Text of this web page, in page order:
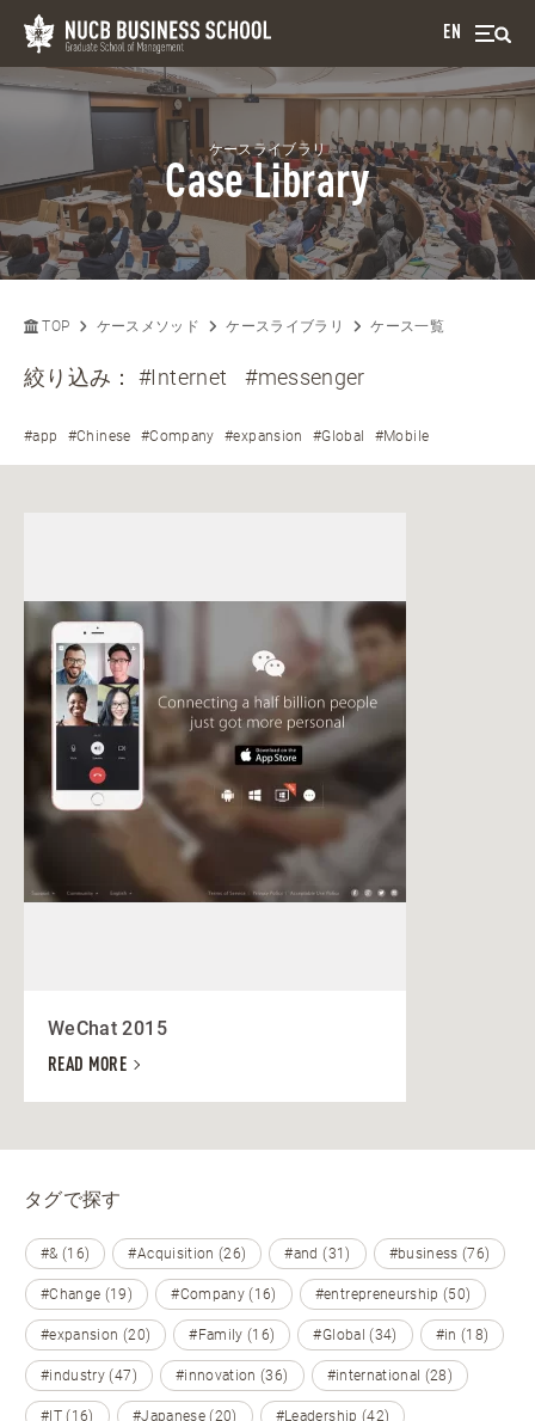
EN
ケースライブラリ
Case Library
TOP ケースメソッド ケースライブラリ ケース一覧
絞り込み：#Internet #messenger
#app #Chinese #Company #expansion #Global #Mobile
WeChat 2015
READ MORE
タグで探す
#& (16) #Acquisition (26) #and (31) #business (76)
#Change (19) #Company (16) #entrepreneurship (50)
#expansion (20) #Family (16) #Global (34) #in (18)
#industry (47) #innovation (36) #international (28)
#IT (16) #Japanese (20) #Leadership (42)